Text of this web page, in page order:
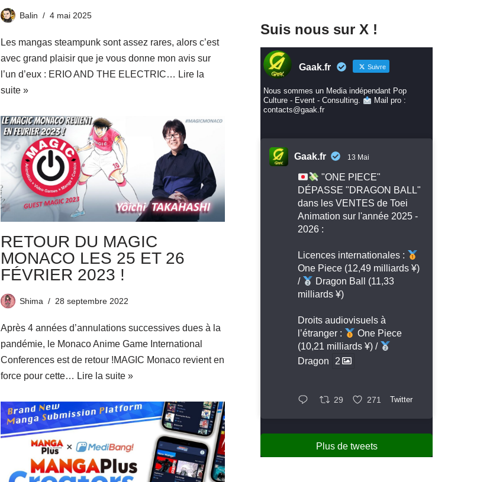
Balin 4 mai 2025
Les mangas steampunk sont assez rares, alors c’est
avec grand plaisir que je vous donne mon avis sur
l’un d’eux : ERIO AND THE ELECTRIC… Lire la
suite »
RETOUR DU MAGIC
MONACO LES 25 ET 26
FÉVRIER 2023 !
Shima 28 septembre 2022
Après 4 années d’annulations successives dues à la
pandémie, le Monaco Anime Game International
Conferences est de retour !MAGIC Monaco revient en
force pour cette… Lire la suite »
Suis nous sur X !
Gaak.fr Suivre
Nous sommes un Media indépendant Pop
Culture - Event - Consulting.
Mail pro :
contacts@gaak.fr
Gaak.fr 13 Mai
"ONE PIECE"
DÉPASSE "DRAGON BALL"
dans les VENTES de Toei
Animation sur l'année 2025 -
2026 :
Licences internationales :
One Piece (12,49 milliards ¥)
/
Dragon Ball (11,33
milliards ¥)
Droits audiovisuels à
l’étranger :
One Piece
(10,21 milliards ¥) /
Dragon
2
29 271 Twitter
Plus de tweets